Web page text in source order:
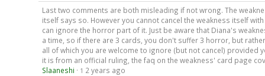
Last two comments are both misleading if not wrong. The
itself says so. However you cannot cancel the weakness itself
can ignore the horror part of it. Just be aware that Diana's
a time, so if there are 3 cards, you don't suffer 3 horror, but
all of which you are welcome to ignore (but not cancel) provided
it is from an official ruling, the faq on the weakness' card page
Slaaneshi · 1 2 years ago